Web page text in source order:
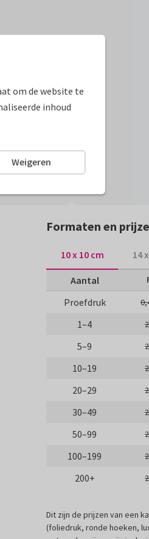
Formaten en
10 x 10 cm 14
Aantal
Proefdruk
1–4
5–9
10–19
20–29
30–49
50–99
100–199
200+
Dit zijn de prijzen van een
(foliedruk, ronde hoeken,
om de website te
inhoud
Weigeren